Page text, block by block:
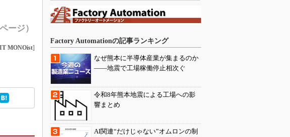
ージ）
MONOist]
Factory Automationの記事ランキング
なぜ熊本に半導体産業が集まるのか
――地震で工場稼働停止相次ぐ
令和8年熊本地震による工場への影
響まとめ
AI関連“だけじゃない”オムロンの制